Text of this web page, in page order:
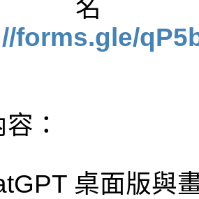
名
forms.gle/
：
桌面版與